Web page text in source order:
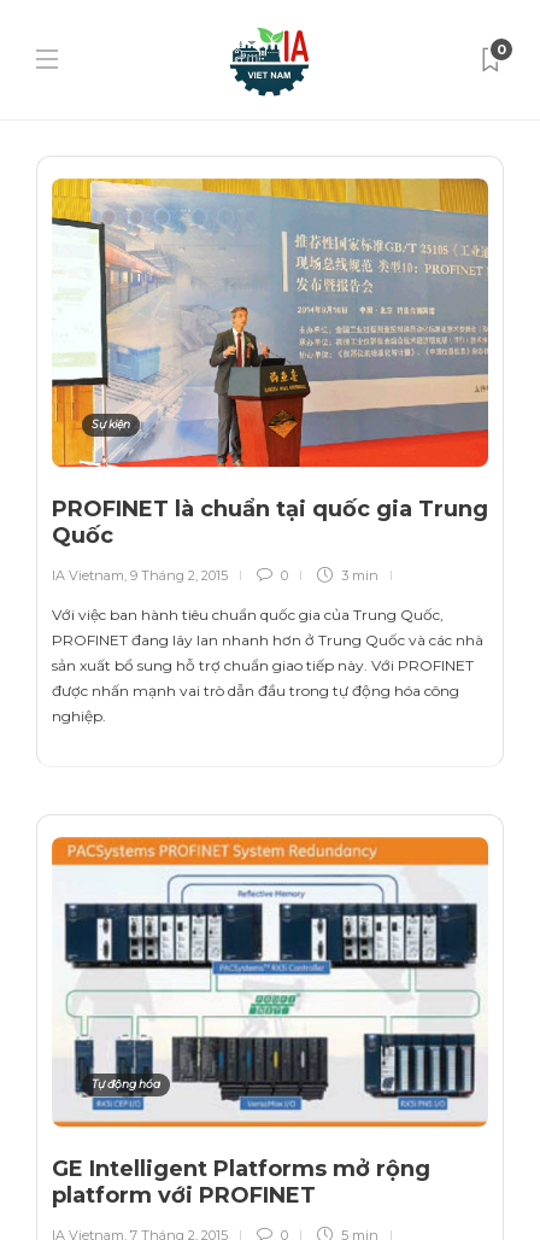
0
Sự kiện
PROFINET là chuẩn tại quốc gia Trung
Quốc
IA Vietnam, 9 Tháng 2, 2015 0 3 min
Với việc ban hành tiêu chuẩn quốc gia của Trung Quốc,
PROFINET đang lây lan nhanh hơn ở Trung Quốc và các nhà
sản xuất bổ sung hỗ trợ chuẩn giao tiếp này. Với PROFINET
được nhấn mạnh vai trò dẫn đầu trong tự động hóa công
nghiệp.
Tự động hóa
GE Intelligent Platforms mở rộng
platform với PROFINET
IA Vietnam 7 Tháng 2, 2015 0 5 min